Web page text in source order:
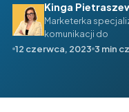
Kinga
Marketerka
komunikacji do
12 czerwca, 2023 3 min